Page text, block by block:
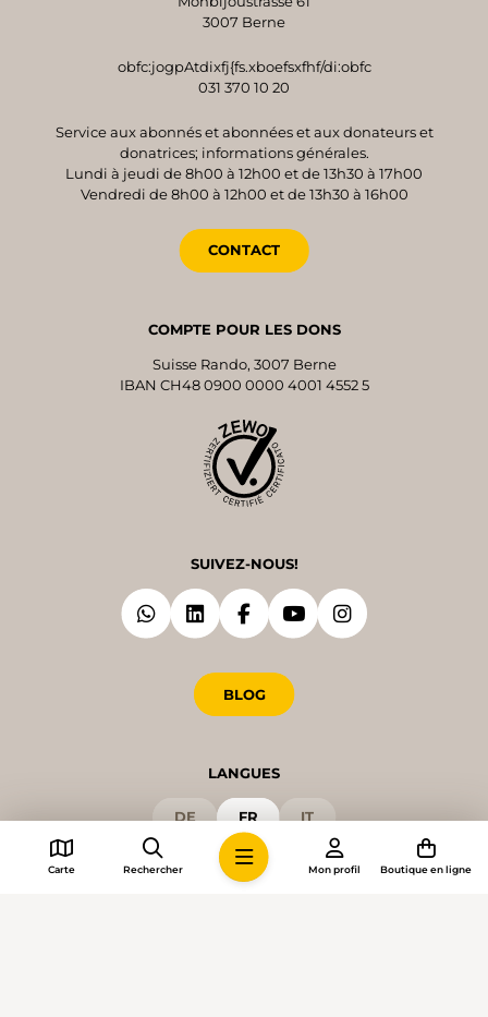
3007 Berne
obfc:jogpAtdixfj{fs.xboefsxfhf/di:obfc
031 370 10 20
Service aux abonnés et abonnées et aux donateurs et
donatrices; informations générales.
Lundi à jeudi de 8h00 à 12h00 et de 13h30 à 17h00
Vendredi de 8h00 à 12h00 et de 13h30 à 16h00
CONTACT
COMPTE POUR LES DONS
Suisse Rando, 3007 Berne
IBAN CH48 0900 0000 4001 4552 5
SUIVEZ-NOUS!
BLOG
LANGUES
DE FR IT
Carte Rechercher Mon profil Boutique en ligne